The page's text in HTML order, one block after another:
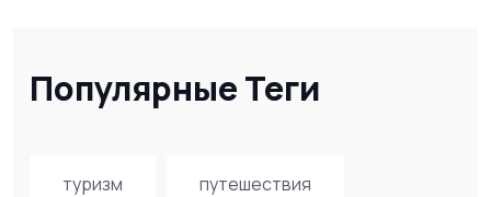
Популярные Теги
туризм путешествия